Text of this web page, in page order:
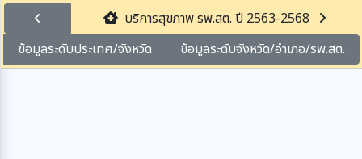
บริการสุขภาพ รพ.สต. ปี 2563-2568
ข้อมูลระดับประเทศ/จังหวัด
ข้อมูลระดับจังหวัด/อำเภอ/รพ.สต.